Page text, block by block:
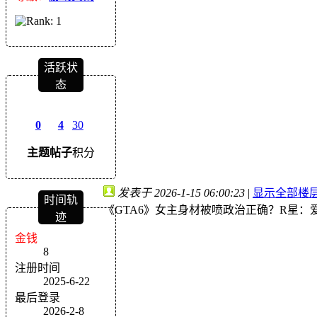
活跃状
态
0
主题
4
帖子
30
积分
时间轨
迹
金钱
8
注册时间
2025-6-22
最后登录
2026-2-8
发表于 2026-1-15 06:00:23 | 显示全部楼
《GTA6》女主身材被喷政治正确？R星：